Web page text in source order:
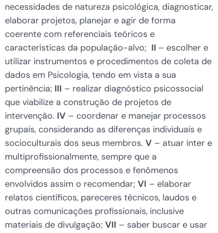
necessidades de natureza psicológica, diagnosticar,
elaborar projetos, planejar e agir de forma
coerente com referenciais teóricos e
características da população-alvo; II – escolher e
utilizar instrumentos e procedimentos de coleta de
dados em Psicologia, tendo em vista a sua
pertinência; III – realizar diagnóstico psicossocial
que viabilize a construção de projetos de
intervenção. IV – coordenar e manejar processos
grupais, considerando as diferenças individuais e
socioculturais dos seus membros. V – atuar inter e
multiprofissionalmente, sempre que a
compreensão dos processos e fenômenos
envolvidos assim o recomendar; VI – elaborar
relatos científicos, pareceres técnicos, laudos e
outras comunicações profissionais, inclusive
materiais de divulgação; VII – saber buscar e usar